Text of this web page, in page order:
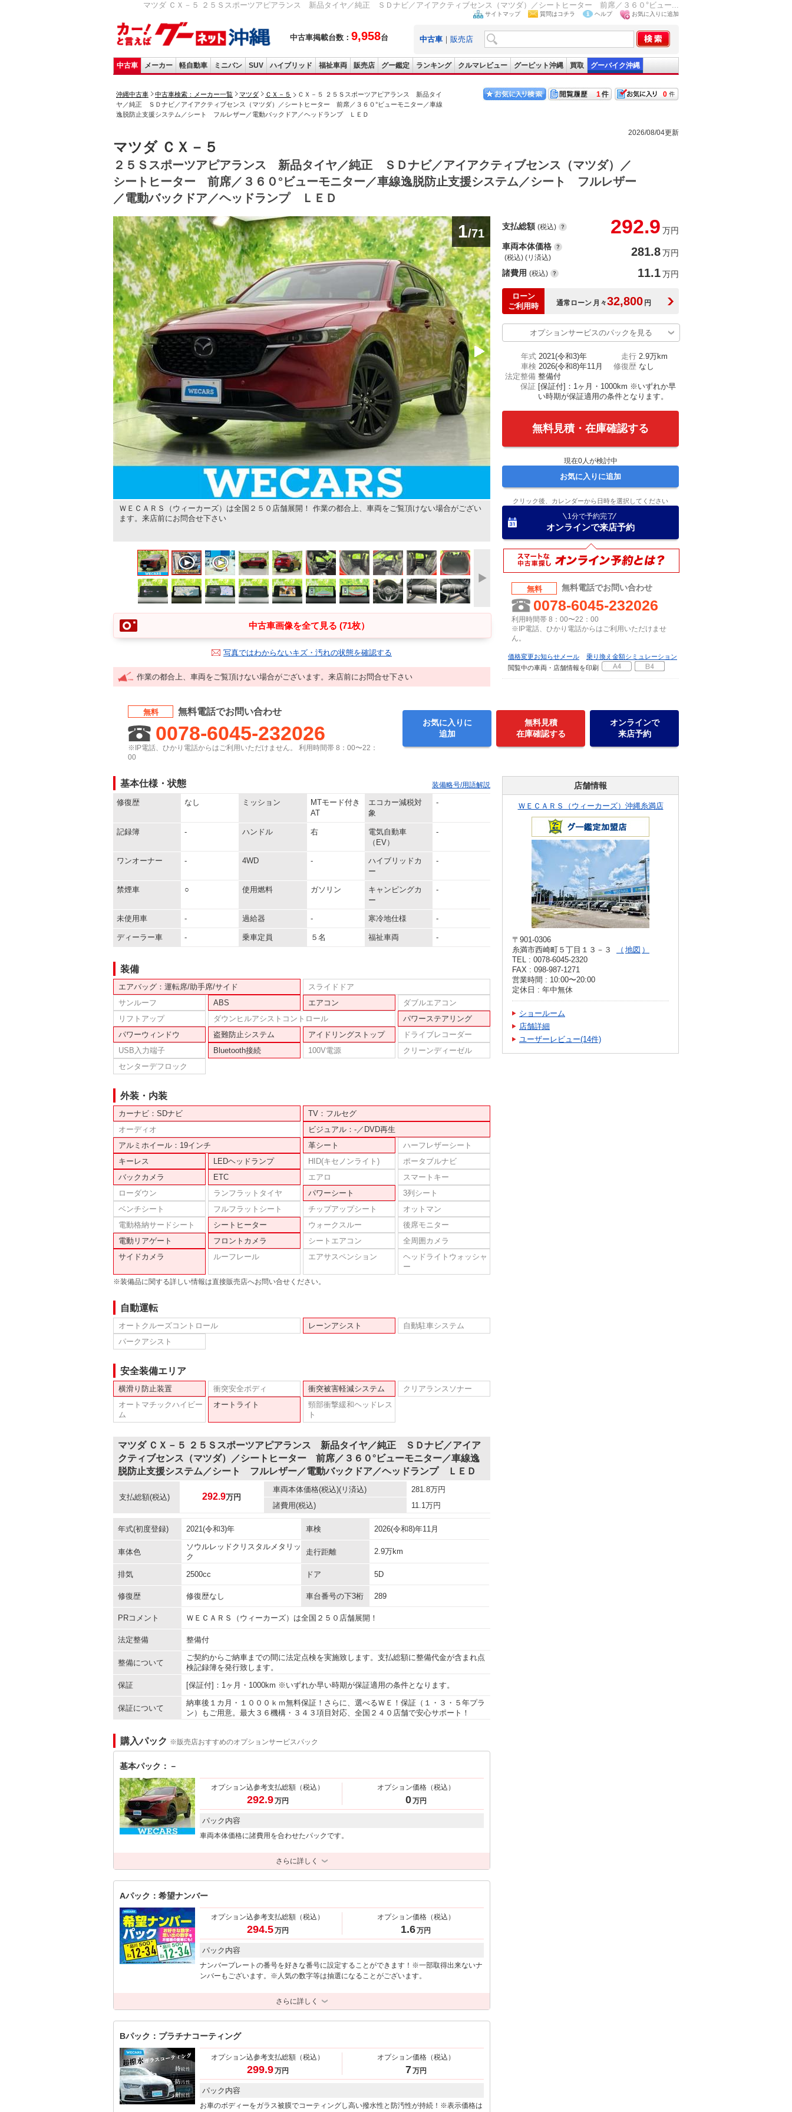
マツダ ＣＸ－５ ２５Ｓスポーツアピアランス 新品タイヤ／純正 ＳＤナビ／アイアクティブセンス（マツダ）／シートヒーター 前席／３６０°ビュー...
中古車掲載台数： 9,958台
サイトマップ 質問はコチラ ヘルプ お気に入りに追加
中古車 ｜ 販売店
中古車 メーカー 軽自動車 ミニバン SUV ハイブリッド 福祉車両 販売店 グー鑑定 ランキング クルマレビュー グーピット沖縄 買取 グーバイク沖縄
沖縄中古車 中古車検索：メーカー一覧 マツダ ＣＸ－５
ＣＸ－５ ２５Ｓスポーツアピアランス 新品タイ
ヤ／純正 ＳＤナビ／アイアクティブセンス（マツダ）／シートヒーター 前席／３６０°ビューモニター／車線
逸脱防止支援システム／シート フルレザー／電動バックドア／ヘッドランプ ＬＥＤ
0
1
2026/08/04更新
マツダ ＣＸ－５
２５Ｓスポーツアピアランス 新品タイヤ／純正 ＳＤナビ／アイアクティブセンス（マツダ）／
シートヒーター 前席／３６０°ビューモニター／車線逸脱防止支援システム／シート フルレザー
／電動バックドア／ヘッドランプ ＬＥＤ
ＷＥＣＡＲＳ（ウィーカーズ）は全国２５０店舗展開！ 作業の都合上、車両をご覧頂けない場合がござい
ます。来店前にお問合せ下さい
1/71
中古車画像を全て見る (71枚）
写真ではわからないキズ・汚れの状態を確認する
作業の都合上、車両をご覧頂けない場合がございます。来店前にお問合せ下さい
支払総額 (税込) 292.9 万円
車両本体価格
(税込) (リ済込) 281.8万円
諸費用 (税込) 11.1万円
ローン
ご利用時
通常ローン 月々32,800 円
オプションサービスのパックを見る
年式 2021(令和3)年 走行 2.9万km
車検 2026(令和8)年11月 修復歴 なし
法定整備 整備付
保証 [保証付]：1ヶ月・1000km ※いずれか早
い時期が保証適用の条件となります。
無料見積・在庫確認する
現在0人が検討中
お気に入りに追加
クリック後、カレンダーから日時を選択してください
1分で予約完了
オンラインで来店予約
無料 無料電話でお問い合わせ
0078-6045-232026
利用時間帯 8：00〜22：00
※IP電話、ひかり電話からはご利用いただけませ
ん。
価格変更お知らせメール
乗り換え金額シミュレーション
閲覧中の車両・店舗情報を印刷
無料 無料電話でお問い合わせ
0078-6045-232026
※IP電話、ひかり電話からはご利用いただけません。 利用時間帯 8：00〜22：
00
お気に入りに
追加
無料見積
在庫確認する
オンラインで
来店予約
基本仕様・状態 装備略号/用語解説
修復歴 なし ミッション
MTモード付き
AT
エコカー減税対
象
-
記録簿 - ハンドル 右
電気自動車
（EV）
-
ワンオーナー - 4WD -
ハイブリッドカ
ー
-
禁煙車 ○ 使用燃料 ガソリン
キャンピングカ
ー
-
未使用車 - 過給器 - 寒冷地仕様 -
ディーラー車 - 乗車定員 ５名 福祉車両 -
装備
エアバッグ：運転席/助手席/サイド
スライドドア
サンルーフ
ABS エアコン
ダブルエアコン
リフトアップ
ダウンヒルアシストコントロール
パワーステアリング
パワーウィンドウ
盗難防止システム アイドリングストップ
ドライブレコーダー
USB入力端子
Bluetooth接続 100V電源
クリーンディーゼル
センターデフロック
外装・内装
カーナビ：SDナビ
TV：フルセグ
オーディオ
ビジュアル：-／DVD再生
アルミホイール：19インチ
革シート
ハーフレザーシート
キーレス
LEDヘッドランプ HID(キセノンライト)
ポータブルナビ
バックカメラ
ETC エアロ
スマートキー
ローダウン
ランフラットタイヤ パワーシート
3列シート
ベンチシート
フルフラットシート チップアップシート
オットマン
電動格納サードシート
シートヒーター ウォークスルー
後席モニター
電動リアゲート
フロントカメラ シートエアコン
全周囲カメラ
サイドカメラ
ルーフレール エアサスペンション
ヘッドライトウォッシャ
ー
※装備品に関する詳しい情報は直接販売店へお問い合せください。
自動運転
オートクルーズコントロール レーンアシスト
自動駐車システム
パークアシスト
安全装備エリア
横滑り防止装置 衝突安全ボディ 衝突被害軽減システム
クリアランスソナー
オートマチックハイビー
ム
オートライト
頸部衝撃緩和ヘッドレス
ト
マツダ ＣＸ－５ ２５Ｓスポーツアピアランス 新品タイヤ／純正 ＳＤナビ／アイア
クティブセンス（マツダ）／シートヒーター 前席／３６０°ビューモニター／車線逸
脱防止支援システム／シート フルレザー／電動バックドア／ヘッドランプ ＬＥＤ
支払総額(税込) 292.9万円
車両本体価格(税込)(リ済込) 281.8万円
諸費用(税込) 11.1万円
年式(初度登録) 2021(令和3)年 車検 2026(令和8)年11月
車体色
ソウルレッドクリスタルメタリッ
ク
走行距離 2.9万km
排気 2500cc ドア 5D
修復歴 修復歴なし 車台番号の下3桁 289
PRコメント ＷＥＣＡＲＳ（ウィーカーズ）は全国２５０店舗展開！
法定整備 整備付
整備について
ご契約からご納車までの間に法定点検を実施致します。支払総額に整備代金が含まれ点
検記録簿を発行致します。
保証
[保証付]：1ヶ月・1000km ※いずれか早い時期が保証適用の条件となります。
保証について
納車後１カ月・１０００ｋｍ無料保証！さらに、選べるＷＥ！保証（１・３・５年プラ
ン）もご用意。最大３６機構・３４３項目対応、全国２４０店舗で安心サポート！
購入パック ※販売店おすすめのオプションサービスパック
基本パック：－
オプション込参考支払総額 （税込）
292.9万円
オプション価格（税込）
0万円
パック内容
車両本体価格に諸費用を合わせたパックです。
さらに詳しく
Aパック：希望ナンバー
オプション込参考支払総額 （税込）
294.5万円
オプション価格（税込）
1.6万円
パック内容
ナンバープレートの番号を好きな番号に設定することができます！※一部取得出来ないナ
ンバーもございます。※人気の数字等は抽選になることがございます。
さらに詳しく
Bパック：プラチナコーティング
オプション込参考支払総額 （税込）
299.9万円
オプション価格（税込）
7万円
パック内容
お車のボディーをガラス被膜でコーティングし高い撥水性と防汚性が持続！※表示価格は
店舗情報
ＷＥＣＡＲＳ（ウィーカーズ）沖縄糸満店
〒901-0306
糸満市西崎町５丁目１３－３
地図
TEL : 0078-6045-2320
FAX : 098-987-1271
営業時間 : 10:00〜20:00
定休日 : 年中無休
ショールーム
店舗詳細
ユーザーレビュー(14件)